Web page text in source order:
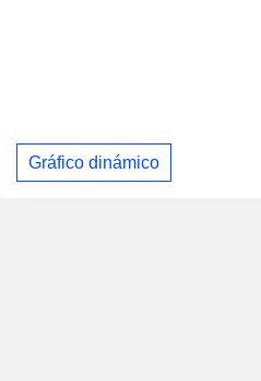
Gráfico dinámico